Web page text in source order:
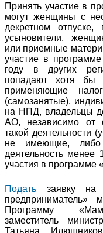
Принять участие в
могут женщины с
декретном
усыновители,
или приемные
участие в
году в других
попадают хотя бы
применяющие
(самозанятые),
на НПД, владельцы
АО, независимо от
такой деятельности
не имеющие, либо
деятельность
участия в программе
Подать заявку на
Программу
заместитель
Татьяна